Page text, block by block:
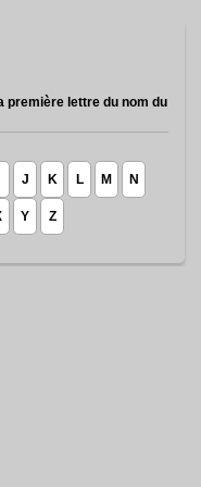
première lettre du nom du
J K L M N
Y Z